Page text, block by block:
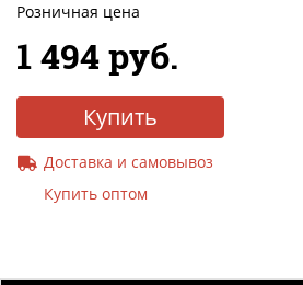
Розничная цена
1 494 руб.
Купить
Доставка и самовывоз
Купить оптом